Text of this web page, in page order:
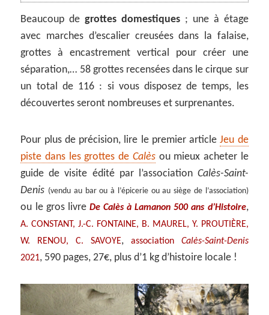
Beaucoup degrottes domestiques ; une à étage
avec marches d’escalier creusées dans la falaise,
grottes à encastrement vertical pour créer une
séparation,… 58 grottes recensées dans le cirque sur
un total de 116 : si vous disposez de temps, les
découvertes seront nombreuses et surprenantes.
Pour plus de précision, lire le premier articleJeu de
piste dans les grottes de Calèsou mieux acheter le
guide de visite édité par l’association Calès-Saint-
Denis (vendu au bar ou à l’épicerie ou au siège de l’association)
ou le gros livre De Calès à Lamanon 500 ans d’Histoire,
A. CONSTANT, J.-C. FONTAINE, B. MAUREL, Y. PROUTIÈRE,
W. RENOU, C. SAVOYE, association Calès-Saint-Denis
2021, 590 pages, 27€, plus d’1 kg d’histoire locale !